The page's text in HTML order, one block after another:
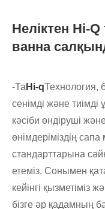
Неліктен Hi-
ванна
-Та Hi-qТехнология,
сенімді және тиімді
кәсіби өндіруші
өнімдеріміздің
стандарттарына
етеміз. Сонымен
кейінгі қызметіміз
бізге әр қадамның